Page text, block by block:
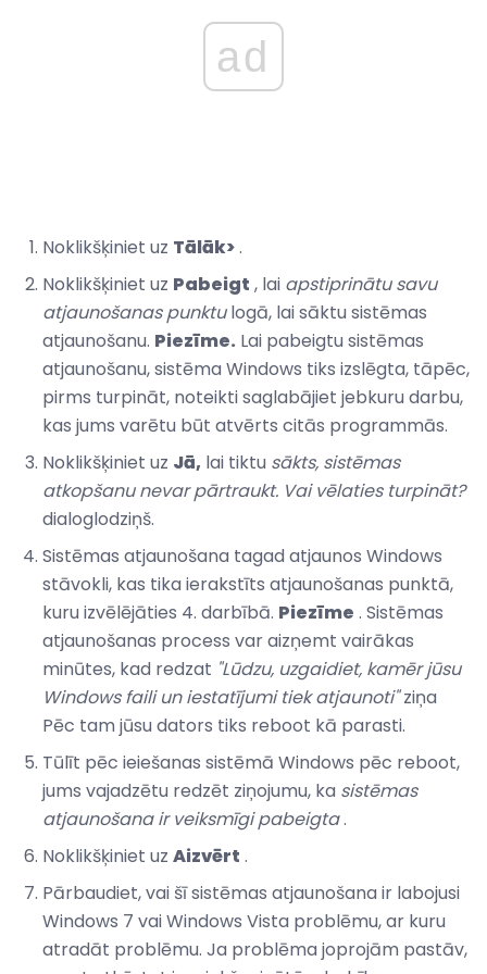
ad
Noklikšķiniet uz Tālāk>.
Noklikšķiniet uz Pabeigt , lai apstiprinātu savu
atjaunošanas punktulogā, lai sāktu sistēmas
atjaunošanu. Piezīme. Lai pabeigtu sistēmas
atjaunošanu, sistēma Windows tiks izslēgta, tāpēc,
pirms turpināt, noteikti saglabājiet jebkuru darbu,
kas jums varētu būt atvērts citās programmās.
Noklikšķiniet uz Jā, lai tiktu sākts, sistēmas
atkopšanu nevar pārtraukt. Vai vēlaties turpināt?
dialoglodziņš.
Sistēmas atjaunošana tagad atjaunos Windows
stāvokli, kas tika ierakstīts atjaunošanas punktā,
kuru izvēlējāties 4. darbībā. Piezīme . Sistēmas
atjaunošanas process var aizņemt vairākas
minūtes, kad redzat "Lūdzu, uzgaidiet, kamēr jūsu
Windows faili un iestatījumi tiek atjaunoti"ziņa
Pēc tam jūsu dators tiks reboot kā parasti.
Tūlīt pēc ieiešanas sistēmā Windows pēc reboot,
jums vajadzētu redzēt ziņojumu, ka sistēmas
atjaunošana ir veiksmīgi pabeigta.
Noklikšķiniet uz Aizvērt .
Pārbaudiet, vai šī sistēmas atjaunošana ir labojusi
Windows 7 vai Windows Vista problēmu, ar kuru
atradāt problēmu. Ja problēma joprojām pastāv,